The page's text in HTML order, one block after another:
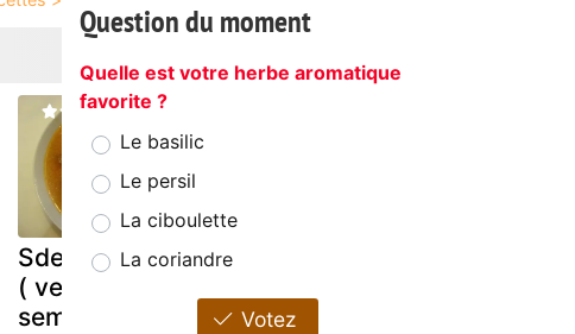
Sder bel kâaber
( velouté de
semoule aux
Boulettes de
semoule
Question du moment
Quelle est votre herbe aromatique
favorite ?
Le basilic
Le persil
La ciboulette
La coriandre
Votez